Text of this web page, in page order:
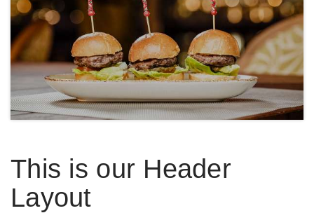
This is our Header
Layout